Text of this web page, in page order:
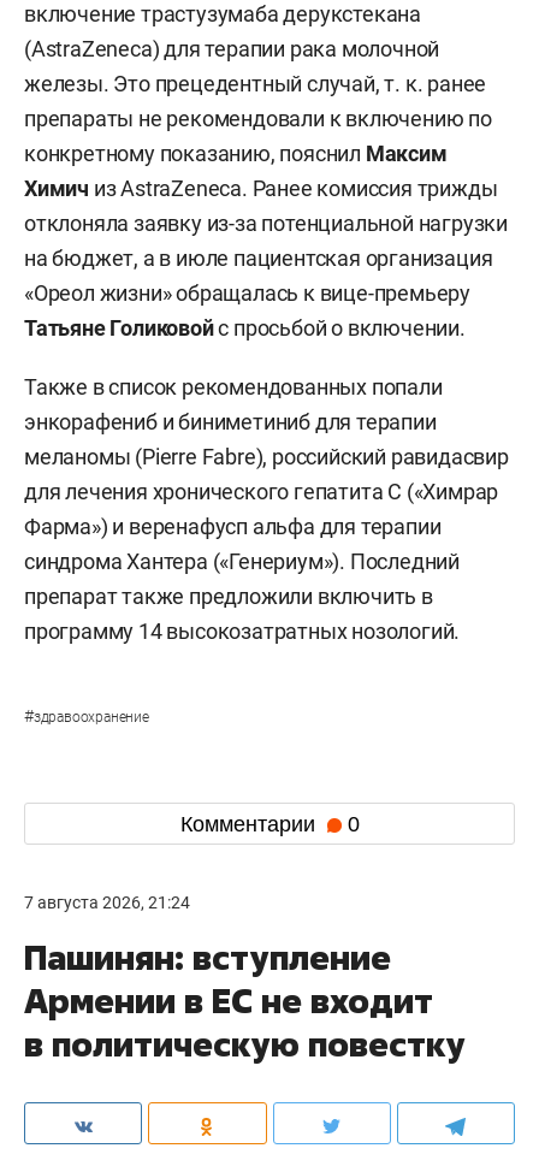
включение трастузумаба дерукстекана
(AstraZeneca) для терапии рака молочной
железы. Это прецедентный случай, т. к. ранее
препараты не рекомендовали к включению по
конкретному показанию, пояснил Максим
Химич из AstraZeneca. Ранее комиссия трижды
отклоняла заявку из-за потенциальной нагрузки
на бюджет, а в июле пациентская организация
«Ореол жизни» обращалась к вице-премьеру
Татьяне Голиковойс просьбой о включении.
Также в список рекомендованных попали
энкорафениб и биниметиниб для терапии
меланомы (Pierre Fabre), российский равидасвир
для лечения хронического гепатита С («Химрар
Фарма») и веренафусп альфа для терапии
синдрома Хантера («Генериум»). Последний
препарат также предложили включить в
программу 14 высокозатратных нозологий.
#здравоохранение
Комментарии 0
7 августа 2026, 21:24
Пашинян: вступление
Армении в ЕС не входит
в политическую повестку